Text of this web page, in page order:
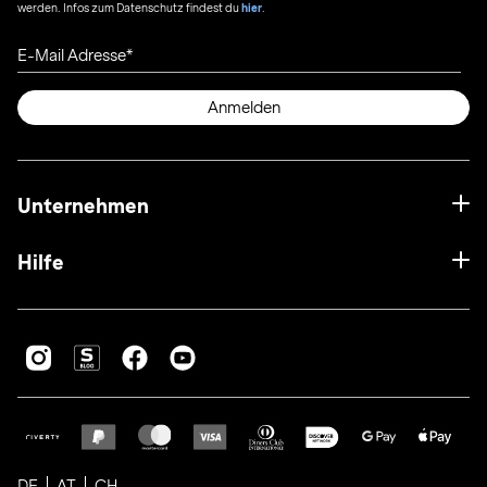
werden. Infos zum Datenschutz findest duhier
E-Mail Adresse
Anmelden
Unternehmen
Hilfe